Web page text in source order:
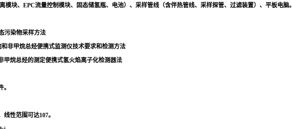
、EPC流量控制模块、固态储氢瓶、电池）、采样管线（含伴热管线、采样探管、过滤装置）、平板电脑。
污染物采样方法
非甲烷总烃便携式监测仪技术要求和检测方法
烷总烃的测定便携式氢火焰离子化检测器法
性范围可达107。